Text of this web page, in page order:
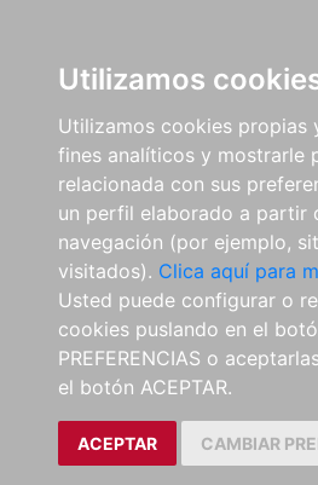
Utilizamos
Utilizamos cookies propias
fines analíticos y mostrarle
relacionada con sus
un perfil elaborado a partir
navegación (por ejemplo,
visitados). Clica aquí para
Usted puede configurar o
cookies puslando en el
PREFERENCIAS o
el botón ACEPTAR.
ACEPTAR CAMBIAR